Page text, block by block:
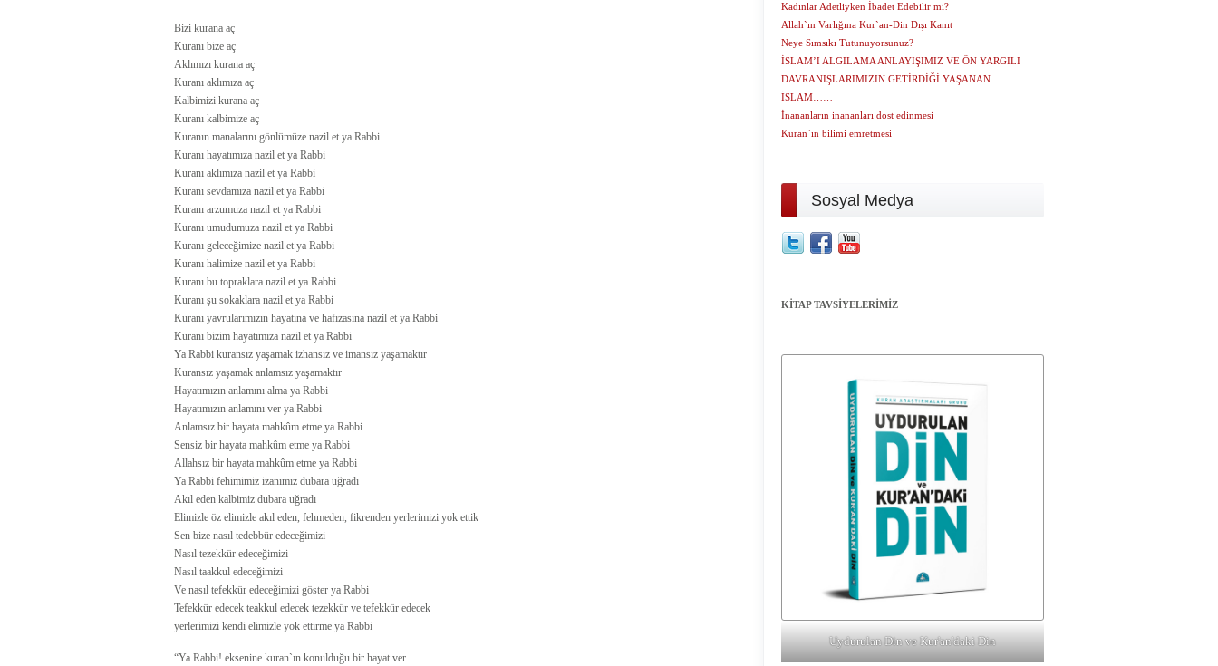
Bizi kurana aç
Kuranı bize aç
Aklımızı kurana aç
Kuranı aklımıza aç
Kalbimizi kurana aç
Kuranı kalbimize aç
Kuranın manalarını gönlümüze nazil et ya Rabbi
Kuranı hayatımıza nazil et ya Rabbi
Kuranı aklımıza nazil et ya Rabbi
Kuranı sevdamıza nazil et ya Rabbi
Kuranı arzumuza nazil et ya Rabbi
Kuranı umudumuza nazil et ya Rabbi
Kuranı geleceğimize nazil et ya Rabbi
Kuranı halimize nazil et ya Rabbi
Kuranı bu topraklara nazil et ya Rabbi
Kuranı şu sokaklara nazil et ya Rabbi
Kuranı yavrularımızın hayatına ve hafızasına nazil et ya Rabbi
Kuranı bizim hayatımıza nazil et ya Rabbi
Ya Rabbi kuransız yaşamak izhansız ve imansız yaşamaktır
Kuransız yaşamak anlamsız yaşamaktır
Hayatımızın anlamını alma ya Rabbi
Hayatımızın anlamını ver ya Rabbi
Anlamsız bir hayata mahkûm etme ya Rabbi
Sensiz bir hayata mahkûm etme ya Rabbi
Allahsız bir hayata mahkûm etme ya Rabbi
Ya Rabbi fehimimiz izanımız dubara uğradı
Akıl eden kalbimiz dubara uğradı
Elimizle öz elimizle akıl eden, fehmeden, fikrenden yerlerimizi yok ettik
Sen bize nasıl tedebbür edeceğimizi
Nasıl tezekkür edeceğimizi
Nasıl taakkul edeceğimizi
Ve nasıl tefekkür edeceğimizi göster ya Rabbi
Tefekkür edecek teakkul edecek tezekkür ve tefekkür edecek
yerlerimizi kendi elimizle yok ettirme ya Rabbi
“Ya Rabbi! eksenine kuran`ın konulduğu bir hayat ver.
Kadınlar Adetliyken İbadet Edebilir mi?
Allah`ın Varlığına Kur`an-Din Dışı Kanıt
Neye Sımsıkı Tutunuyorsunuz?
İSLAM’I ALGILAMA ANLAYIŞIMIZ VE ÖN YARGILI
DAVRANIŞLARIMIZIN GETİRDİĞİ YAŞANAN
İSLAM……
İnananların inananları dost edinmesi
Kuran`ın bilimi emretmesi
Sosyal Medya
KİTAP TAVSİYELERİMİZ
Uydurulan Din ve Kur'an'daki Din